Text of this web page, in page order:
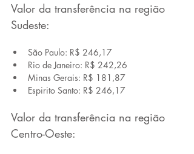
Valor da transferência na região
Sudeste:
São Paulo: R$ 246,17
Rio de Janeiro: R$ 242,26
Minas Gerais: R$ 181,87
Espirito Santo: R$ 246,17
Valor da transferência na região
Centro-Oeste: